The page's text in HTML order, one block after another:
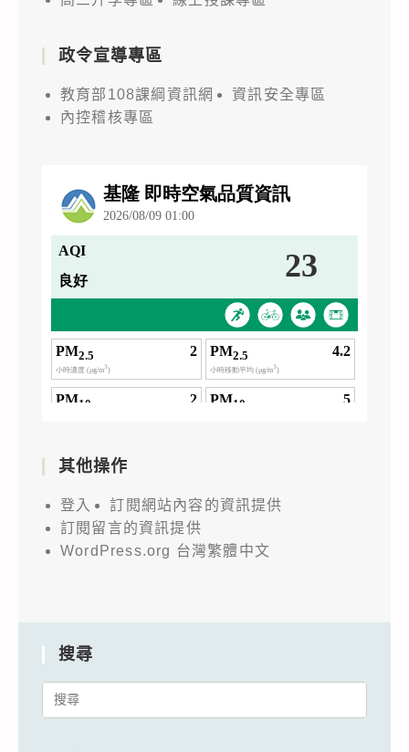
政令宣導專區
教育部108課綱資訊網
資訊安全專區
內控稽核專區
其他操作
登入
訂閱網站內容的資訊提供
訂閱留言的資訊提供
WordPress.org 台灣繁體中文
搜尋
Search